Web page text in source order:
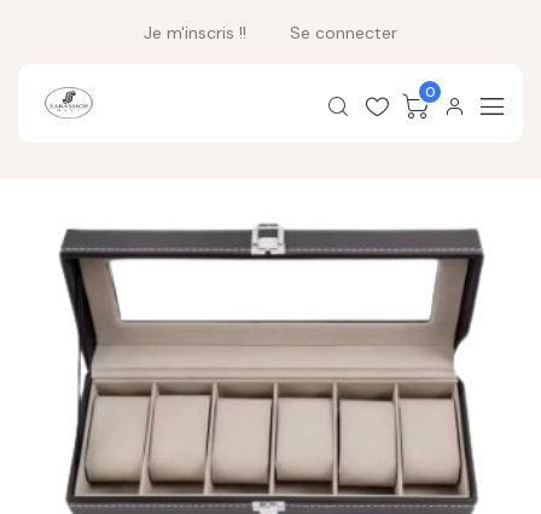
Je m'inscris !! Se connecter
0